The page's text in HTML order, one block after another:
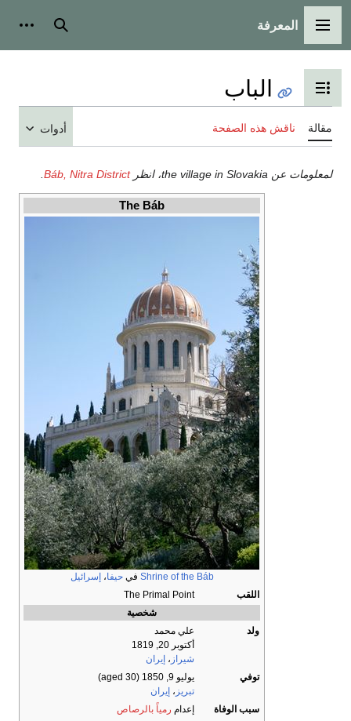
القائمة الرئيسية
المعرفة بحث
تبديل عرض جدول المحتويات
الباب
مقالة ناقش هذه الصفحة أدوات
لمعلومات عن the village in Slovakia، انظر Báb, Nitra District
The Báb
Shrine of the Báb فيحيفا، إسرائيل
اللقب
The Primal Point
شخصية
ولد
علي محمد
أكتوبر 20, 1819
شيراز ، إيران
توفي
يوليو 9, 1850
(aged 30)
تبريز ، إيران
سبب الوفاة
إعدام رمياً بالرصاص